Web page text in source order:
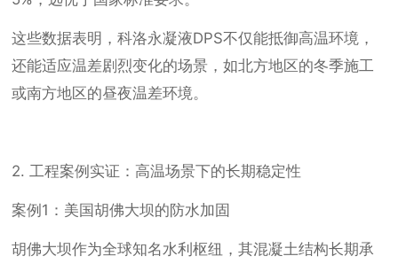
这些数据表明，科洛永凝液DPS不仅能抵御高温环境，
还能适应温差剧烈变化的场景，如北方地区的冬季施工
或南方地区的昼夜温差环境。
2. 工程案例实证：高温场景下的长期稳定性
案例1：美国胡佛大坝的防水加固
胡佛大坝作为全球知名水利枢纽，其混凝土结构长期承